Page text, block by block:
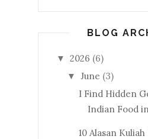
BLOG
▼ 2026 (6)
▼ June (3)
I Find Hidden
Indian Food
10 Alasan